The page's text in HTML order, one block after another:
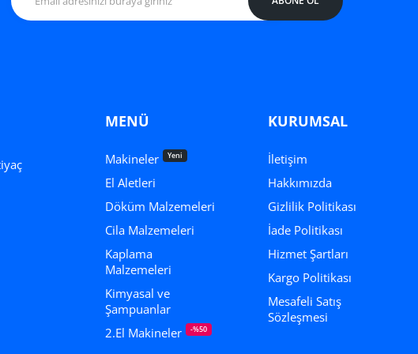
MENÜ
Makineler Yeni
El Aletleri
Döküm Malzemeleri
Cila Malzemeleri
Kaplama
Malzemeleri
Kimyasal ve
Şampuanlar
2.El Makineler
-%50
KURUMSAL
İletişim
Hakkımızda
Gizlilik Politikası
İade Politikası
Hizmet Şartları
Kargo Politikası
Mesafeli Satış
Sözleşmesi